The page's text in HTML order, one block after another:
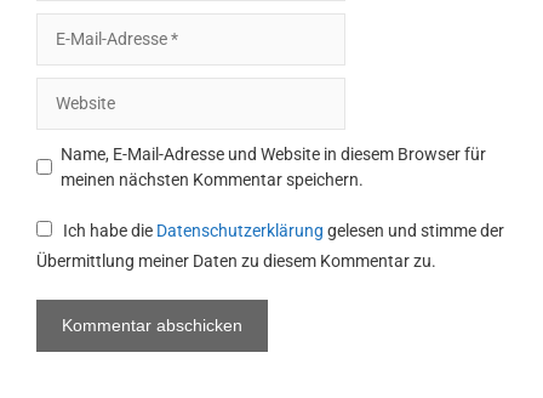
Mail-
Adresse
Name, E-Mail-Adresse und Website in diesem Browser für
meinen nächsten Kommentar speichern.
Ich habe die Datenschutzerklärung gelesen und stimme der
Übermittlung meiner Daten zu diesem Kommentar zu.